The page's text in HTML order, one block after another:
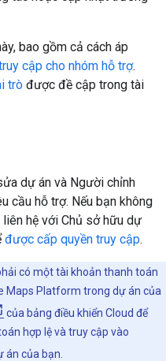
bao gồm cả cách áp
cập cho nhóm hỗ trợ.
trò được đề cập trong tài
dự án và Người chỉnh
cầu hỗ trợ. Nếu bạn không
hệ với Chủ sở hữu dự
được cấp quyền truy cập.
có một tài khoản thanh toán
Maps Platform trong dự án của
của bảng điều khiển Cloud để
hợp lệ và truy cập vào
án của bạn.